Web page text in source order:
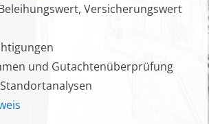
Versicherungswert
und Gutachtenüberprüfung